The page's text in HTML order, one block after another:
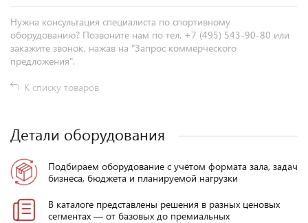
Нужна консультация специалиста по спортивному
оборудованию? Позвоните нам по тел. +7 (495) 543-90-80 или
закажите звонок, нажав на "Запрос коммерческого
предложения".
К списку товаров
Детали оборудования
Подбираем оборудование с учётом формата зала, задач
бизнеса, бюджета и планируемой нагрузки
В каталоге представлены решения в разных ценовых
сегментах — от базовых до премиальных